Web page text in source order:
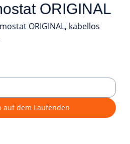
ORIGINAL
ORIGINAL, kabellos
auf dem Laufenden
1/3